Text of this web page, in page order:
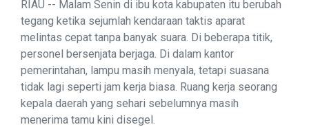
RIAU -- Malam Senin di ibu kota kabupaten itu berubah
tegang ketika sejumlah kendaraan taktis aparat
melintas cepat tanpa banyak suara. Di beberapa titik,
personel bersenjata berjaga. Di dalam kantor
pemerintahan, lampu masih menyala, tetapi suasana
tidak lagi seperti jam kerja biasa. Ruang kerja seorang
kepala daerah yang sehari sebelumnya masih
menerima tamu kini disegel.